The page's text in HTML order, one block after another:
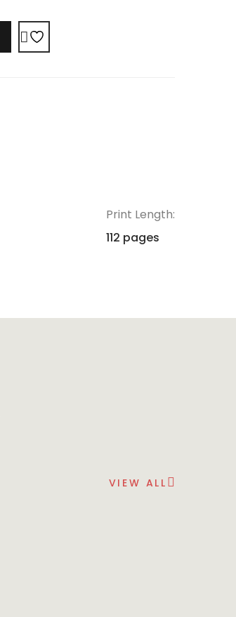
Print Length:
112 pages
VIEW ALL